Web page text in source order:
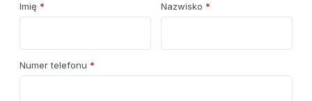
Imię * Nazwisko *
Numer telefonu *